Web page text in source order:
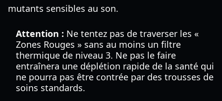
mutants sensibles au son.
Attention : Ne tentez pas de traverser les «
Zones Rouges » sans au moins un filtre
thermique de niveau 3. Ne pas le faire
entraînera une déplétion rapide de la santé qui
ne pourra pas être contrée par des trousses de
soins standards.